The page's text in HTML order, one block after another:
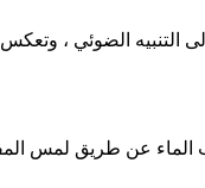
التنبيه الضوئي ،